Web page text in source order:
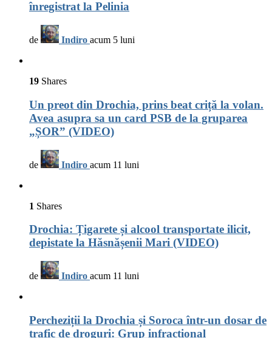
înregistrat la Pelinia
de Indiro acum 5 luni
19 Shares
Un preot din Drochia, prins beat criță la volan.
Avea asupra sa un card PSB de la gruparea
„ȘOR” (VIDEO)
de Indiro acum 11 luni
1 Shares
Drochia: Țigarete și alcool transportate ilicit,
depistate la Hăsnășenii Mari (VIDEO)
de Indiro acum 11 luni
Percheziții la Drochia și Soroca într-un dosar de
trafic de droguri: Grup infracțional